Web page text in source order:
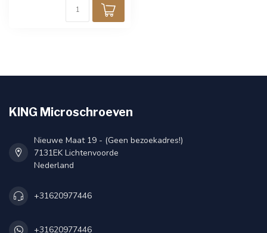
KING Microschroeven
Nieuwe Maat 19 - (Geen bezoekadres!)
7131EK Lichtenvoorde
Nederland
+31620977446
+31620977446